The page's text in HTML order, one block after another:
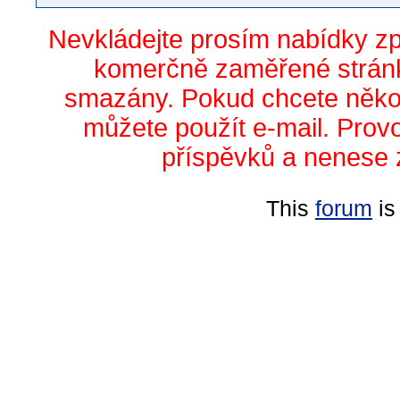
Nevkládejte prosím nabídky
komerčně zaměřené
smazány. Pokud chcete
můžete použít e-mail.
příspěvků a nenese
This forum